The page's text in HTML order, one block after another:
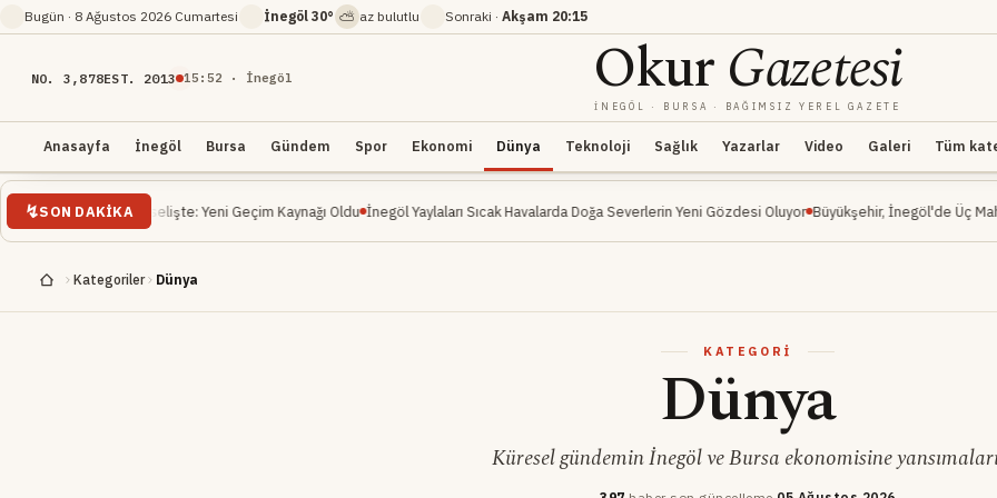
Bugün · 8 Ağustos 2026 Cumartesi İnegöl 30° ⛅ az bulutlu Sonraki · Akşam 20:15
NO. 3,878EST. 2013 15 :52 · İnegöl OkurGazetesi
İNEGÖL · BURSA · BAĞIMSIZ YEREL GAZETE
Anasayfa İnegöl Bursa Gündem Spor Ekonomi Dünya Teknoloji Sağlık Yazarlar Video Galeri Tüm
SON DAKIKA
Yeni Geçim Kaynağı Oldu İnegöl Yaylaları Sıcak Havalarda Doğa Severlerin Yeni Gözdesi Oluyor Büyükşehir, İnegöl'de Üç Mahalleyi Kapsayan Ulaşım
Kategoriler Dünya
KATEGORI
Dünya
Küresel gündemin İnegöl ve Bursa ekonomisine